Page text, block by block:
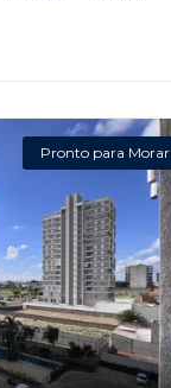
Pronto para Morar